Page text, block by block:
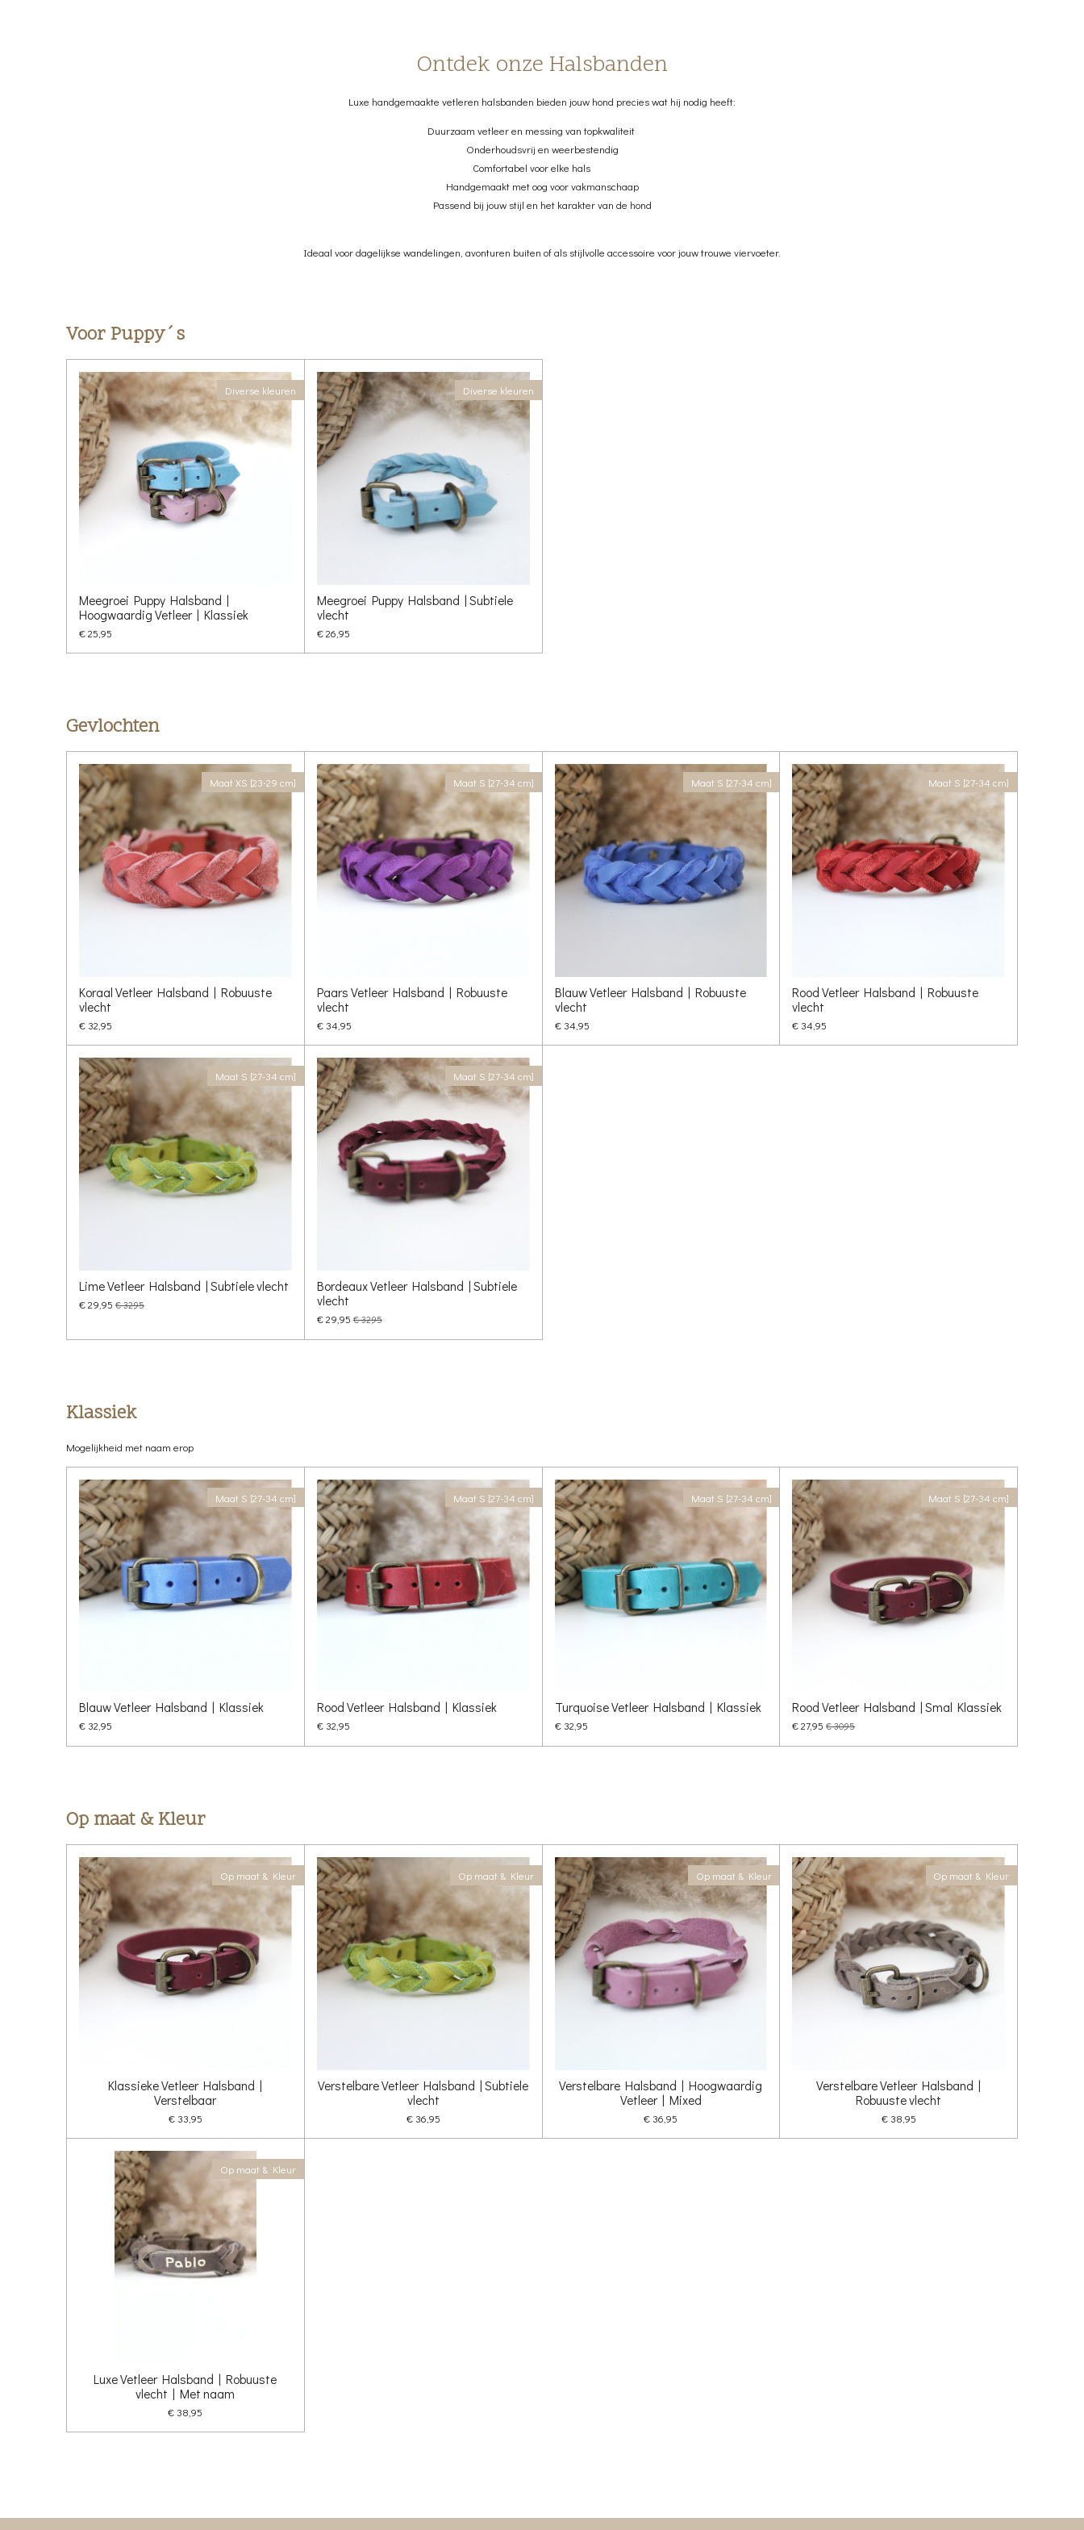
Ontdek onze Halsbanden
Luxe handgemaakte vetleren halsbanden bieden jouw hond precies wat hij nodig heeft:
Duurzaam vetleer en messing van topkwaliteit
Onderhoudsvrij en weerbestendig
Comfortabel voor elke hals
Handgemaakt met oog voor vakmanschaap
Passend bij jouw stijl en het karakter van de hond
Ideaal voor dagelijkse wandelingen, avonturen buiten of als stijlvolle accessoire voor jouw trouwe viervoeter.
Voor Puppy´s
Diverse kleuren
Meegroei Puppy Halsband |
Hoogwaardig Vetleer | Klassiek
€ 25,95
Diverse kleuren
Meegroei Puppy Halsband | Subtiele
vlecht
€ 26,95
Gevlochten
Maat XS [23-29 cm]
Koraal Vetleer Halsband | Robuuste
vlecht
€ 32,95
Maat S [27-34 cm]
Paars Vetleer Halsband | Robuuste
vlecht
€ 34,95
Maat S [27-34 cm]
Blauw Vetleer Halsband | Robuuste
vlecht
€ 34,95
Maat S [27-34 cm]
Rood Vetleer Halsband | Robuuste
vlecht
€ 34,95
Maat S [27-34 cm]
Lime Vetleer Halsband | Subtiele vlecht
€ 29,95 € 32,95
Maat S [27-34 cm]
Bordeaux Vetleer Halsband | Subtiele
vlecht
€ 29,95 € 32,95
Klassiek
Mogelijkheid met naam erop
Maat S [27-34 cm]
Blauw Vetleer Halsband | Klassiek
€ 32,95
Maat S [27-34 cm]
Rood Vetleer Halsband | Klassiek
€ 32,95
Maat S [27-34 cm]
Turquoise Vetleer Halsband | Klassiek
€ 32,95
Maat S [27-34 cm]
Rood Vetleer Halsband | Smal Klassiek
€ 27,95 € 30,95
Op maat & Kleur
Op maat & Kleur
Klassieke Vetleer Halsband |
Verstelbaar
€ 33,95
Op maat & Kleur
Verstelbare Vetleer Halsband | Subtiele
vlecht
€ 36,95
Op maat & Kleur
Verstelbare Halsband | Hoogwaardig
Vetleer | Mixed
€ 36,95
Op maat & Kleur
Verstelbare Vetleer Halsband |
Robuuste vlecht
€ 38,95
Op maat & Kleur
Luxe Vetleer Halsband | Robuuste
vlecht | Met naam
€ 38,95